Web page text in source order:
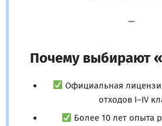
—
Почему выбирают
Официальная
отходов I–IV
Более 10 лет опыта